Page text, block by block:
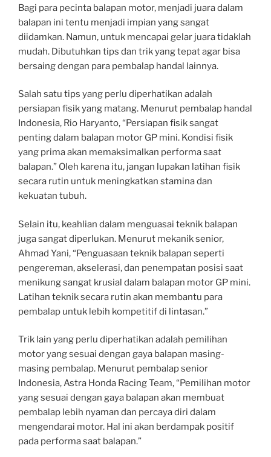
Bagi para pecinta balapan motor, menjadi juara dalam
balapan ini tentu menjadi impian yang sangat
diidamkan. Namun, untuk mencapai gelar juara tidaklah
mudah. Dibutuhkan tips dan trik yang tepat agar bisa
bersaing dengan para pembalap handal lainnya.
Salah satu tips yang perlu diperhatikan adalah
persiapan fisik yang matang. Menurut pembalap handal
Indonesia, Rio Haryanto, “Persiapan fisik sangat
penting dalam balapan motor GP mini. Kondisi fisik
yang prima akan memaksimalkan performa saat
balapan.” Oleh karena itu, jangan lupakan latihan fisik
secara rutin untuk meningkatkan stamina dan
kekuatan tubuh.
Selain itu, keahlian dalam menguasai teknik balapan
juga sangat diperlukan. Menurut mekanik senior,
Ahmad Yani, “Penguasaan teknik balapan seperti
pengereman, akselerasi, dan penempatan posisi saat
menikung sangat krusial dalam balapan motor GP mini.
Latihan teknik secara rutin akan membantu para
pembalap untuk lebih kompetitif di lintasan.”
Trik lain yang perlu diperhatikan adalah pemilihan
motor yang sesuai dengan gaya balapan masing-
masing pembalap. Menurut pembalap senior
Indonesia, Astra Honda Racing Team, “Pemilihan motor
yang sesuai dengan gaya balapan akan membuat
pembalap lebih nyaman dan percaya diri dalam
mengendarai motor. Hal ini akan berdampak positif
pada performa saat balapan.”